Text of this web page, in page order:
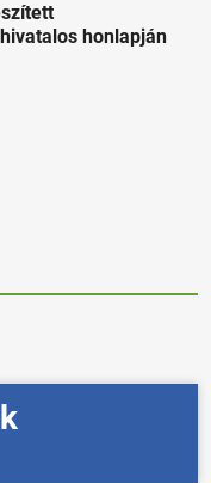
honlapján